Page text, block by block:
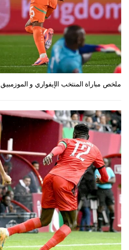
ملخص مباراة المنتخب الإيفواري و الموزمبيق